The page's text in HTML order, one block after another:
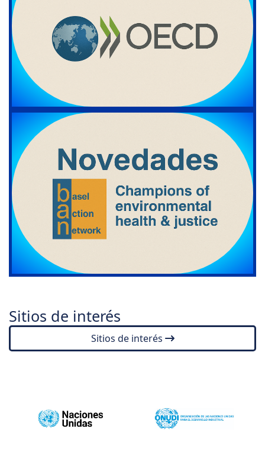
Sitios de interés
Sitios de interés